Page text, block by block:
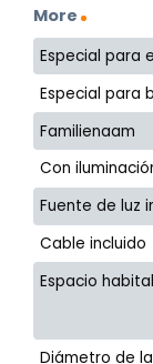
More
Especial para
Especial para
Familienaam
Con
Fuente de luz
Cable incluido
Espacio
Diámetro de